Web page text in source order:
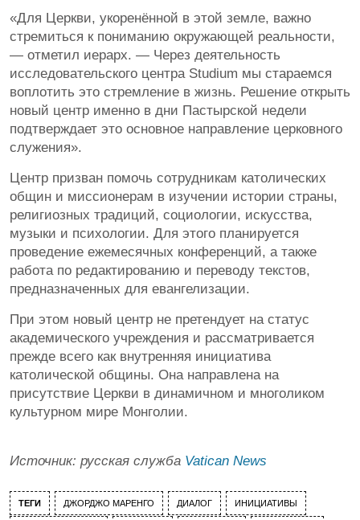
«Для Церкви, укоренённой в этой земле, важно
стремиться к пониманию окружающей реальности,
— отметил иерарх. — Через деятельность
исследовательского центра Studium мы стараемся
воплотить это стремление в жизнь. Решение открыть
новый центр именно в дни Пастырской недели
подтверждает это основное направление церковного
служения».
Центр призван помочь сотрудникам католических
общин и миссионерам в изучении истории страны,
религиозных традиций, социологии, искусства,
музыки и психологии. Для этого планируется
проведение ежемесячных конференций, а также
работа по редактированию и переводу текстов,
предназначенных для евангелизации.
При этом новый центр не претендует на статус
академического учреждения и рассматривается
прежде всего как внутренняя инициатива
католической общины. Она направлена на
присутствие Церкви в динамичном и многоликом
культурном мире Монголии.
Источник: русская служба Vatican News
ТЕГИ ДЖОРДЖО МАРЕНГО ДИАЛОГ ИНИЦИАТИВЫ